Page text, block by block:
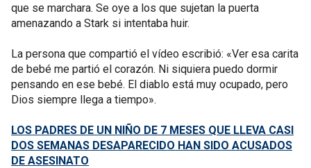
que se marchara. Se oye a los que sujetan la puerta
amenazando a Stark si intentaba huir.
La persona que compartió el vídeo escribió: «Ver esa carita
de bebé me partió el corazón. Ni siquiera puedo dormir
pensando en ese bebé. El diablo está muy ocupado, pero
Dios siempre llega a tiempo».
LOS PADRES DE UN NIÑO DE 7 MESES QUE LLEVA CASI
DOS SEMANAS DESAPARECIDO HAN SIDO ACUSADOS
DE ASESINATO